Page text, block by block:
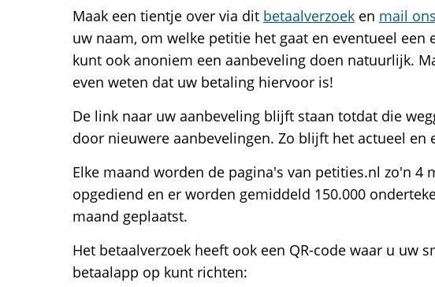
Maak een tientje over via dit betaalverzoek en mail
uw naam, om welke petitie het gaat en eventueel een
kunt ook anoniem een aanbeveling doen natuurlijk.
even weten dat uw betaling hiervoor is!
De link naar uw aanbeveling blijft staan totdat die
door nieuwere aanbevelingen. Zo blijft het actueel en
Elke maand worden de pagina's van petities.nl zo'n 4
opgediend en er worden gemiddeld 150.000
maand geplaatst.
Het betaalverzoek heeft ook een QR-code waar u uw
betaalapp op kunt richten: